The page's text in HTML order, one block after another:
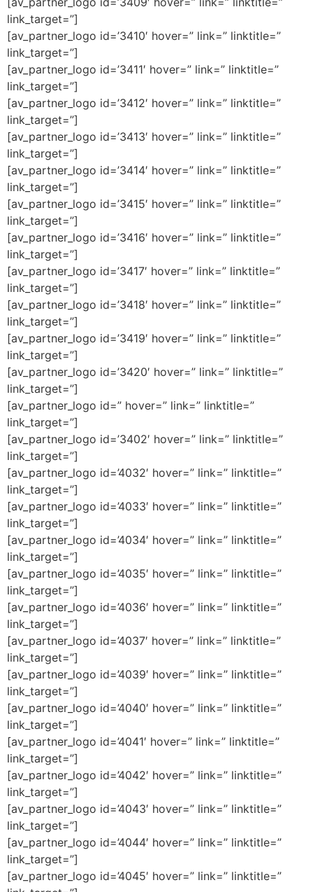
link_target=”]
[av_partner_logo id=’3410′ hover=” link=” linktitle=”
link_target=”]
[av_partner_logo id=’3411′ hover=” link=” linktitle=”
link_target=”]
[av_partner_logo id=’3412′ hover=” link=” linktitle=”
link_target=”]
[av_partner_logo id=’3413′ hover=” link=” linktitle=”
link_target=”]
[av_partner_logo id=’3414′ hover=” link=” linktitle=”
link_target=”]
[av_partner_logo id=’3415′ hover=” link=” linktitle=”
link_target=”]
[av_partner_logo id=’3416′ hover=” link=” linktitle=”
link_target=”]
[av_partner_logo id=’3417′ hover=” link=” linktitle=”
link_target=”]
[av_partner_logo id=’3418′ hover=” link=” linktitle=”
link_target=”]
[av_partner_logo id=’3419′ hover=” link=” linktitle=”
link_target=”]
[av_partner_logo id=’3420′ hover=” link=” linktitle=”
link_target=”]
[av_partner_logo id=” hover=” link=” linktitle=”
link_target=”]
[av_partner_logo id=’3402′ hover=” link=” linktitle=”
link_target=”]
[av_partner_logo id=’4032′ hover=” link=” linktitle=”
link_target=”]
[av_partner_logo id=’4033′ hover=” link=” linktitle=”
link_target=”]
[av_partner_logo id=’4034′ hover=” link=” linktitle=”
link_target=”]
[av_partner_logo id=’4035′ hover=” link=” linktitle=”
link_target=”]
[av_partner_logo id=’4036′ hover=” link=” linktitle=”
link_target=”]
[av_partner_logo id=’4037′ hover=” link=” linktitle=”
link_target=”]
[av_partner_logo id=’4039′ hover=” link=” linktitle=”
link_target=”]
[av_partner_logo id=’4040′ hover=” link=” linktitle=”
link_target=”]
[av_partner_logo id=’4041′ hover=” link=” linktitle=”
link_target=”]
[av_partner_logo id=’4042′ hover=” link=” linktitle=”
link_target=”]
[av_partner_logo id=’4043′ hover=” link=” linktitle=”
link_target=”]
[av_partner_logo id=’4044′ hover=” link=” linktitle=”
link_target=”]
[av_partner_logo id=’4045′ hover=” link=” linktitle=”